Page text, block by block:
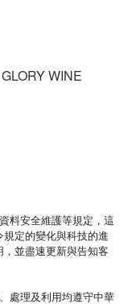
WINE
料安全維護等規定，這
定的變化與科技的進
並盡速更新與告知客
處理及利用均遵守中華